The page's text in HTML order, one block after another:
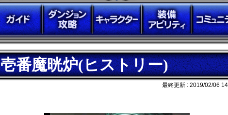
壱番魔晄炉(ヒストリー)
最終更新 : 2019/02/06